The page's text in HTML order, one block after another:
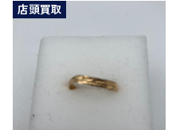
店頭買取